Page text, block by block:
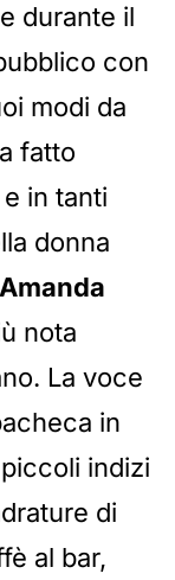
durante il
con
modi da
fatto
in tanti
donna
Amanda
nota
La voce
in
indizi
di
al bar,